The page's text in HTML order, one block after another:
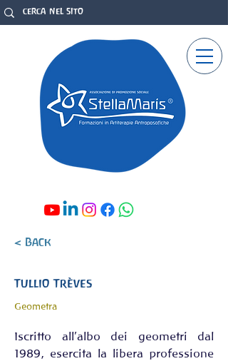
< Back
Tullio Trèves
Geometra
Iscritto all’albo dei geometri dal
1989, esercita la libera professione